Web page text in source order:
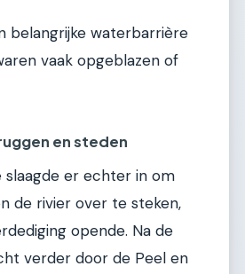
belangrijke waterbarrière
vaak opgeblazen of
en steden
slaagde er echter in om
de rivier over te steken,
opende. Na de
verder door de Peel en